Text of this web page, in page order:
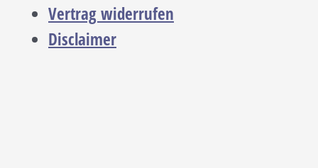
Vertrag widerrufen
Disclaimer